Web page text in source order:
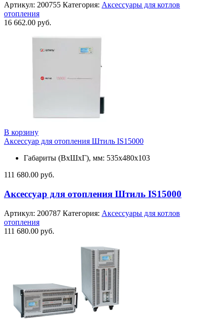
Артикул: 200755 Категория: Аксессуары для котлов
отопления
16 662.00 руб.
В корзину
Аксессуар для отопления Штиль IS15000
Габариты (ВхШхГ), мм: 535х480х103
111 680.00 руб.
Аксессуар для отопления Штиль IS15000
Артикул: 200787 Категория: Аксессуары для котлов
отопления
111 680.00 руб.